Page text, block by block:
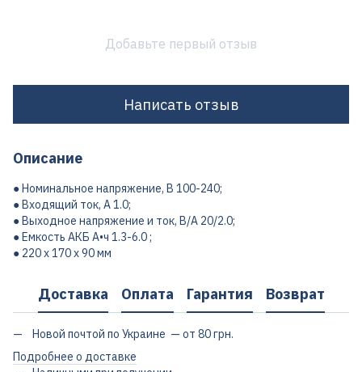
Добавьте первый отзыв
Написать отзыв
Описание
● Номинальное напряжение, В 100-240;
● Входящий ток, А 1.0;
● Выходное напряжение и ток, В/A 20/2.0;
● Емкость АКБ А•ч 1.3-6.0 ;
● 220 x 170 x 90 мм
Доставка Оплата Гарантия Возврат
Новой почтой по Украине — от 80 грн.
Подробнее о доставке